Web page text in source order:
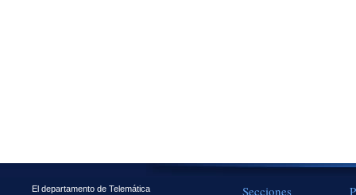
El departamento de Telemática
Secciones